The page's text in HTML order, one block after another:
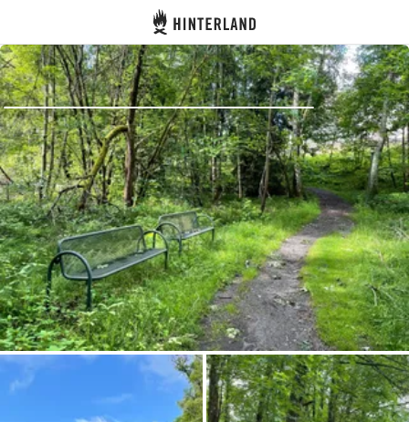
Hinterland
Anmelden
Registrieren
Gastgeber werden
Zelt- & Stellplätze
Unterkünfte